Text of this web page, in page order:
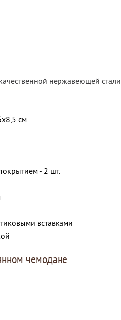
нержавеющей
см
- 2 шт.
вставками
чемодане